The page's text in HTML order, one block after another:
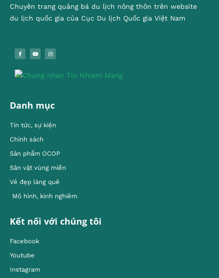
Chuyên trang quảng bá du lịch nông thôn trên website
du lịch quốc gia của Cục Du lịch Quốc gia Việt Nam
Danh mục
Tin tức, sự kiện
Chính sách
Sản phẩm OCOP
Sản vật vùng miền
Vẻ đẹp làng quê
Mô hình, kinh nghiêm
Kết nối với chúng tôi
Facebook
Youtube
Instagram